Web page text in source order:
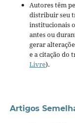
Autores têm
distribuir seu
institucionais
antes ou
gerar
e a citação do
Livre).
Artigos